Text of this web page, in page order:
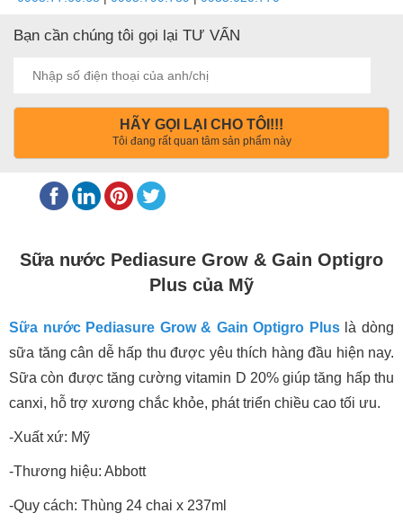
Bạn cần chúng tôi gọi lại TƯ VẤN
HÃY GỌI LẠI CHO TÔI!!!
Tôi đang rất quan tâm sản phẩm này
Sữa nước Pediasure Grow & Gain Optigro
Plus của Mỹ
Sữa nước Pediasure Grow & Gain Optigro Pluslà dòng
sữa tăng cân dễ hấp thu được yêu thích hàng đầu hiện nay.
Sữa còn được tăng cường vitamin D 20% giúp tăng hấp thu
canxi, hỗ trợ xương chắc khỏe, phát triển chiều cao tối ưu.
-Xuất xứ: Mỹ
-Thương hiệu: Abbott
-Quy cách: Thùng 24 chai x 237ml